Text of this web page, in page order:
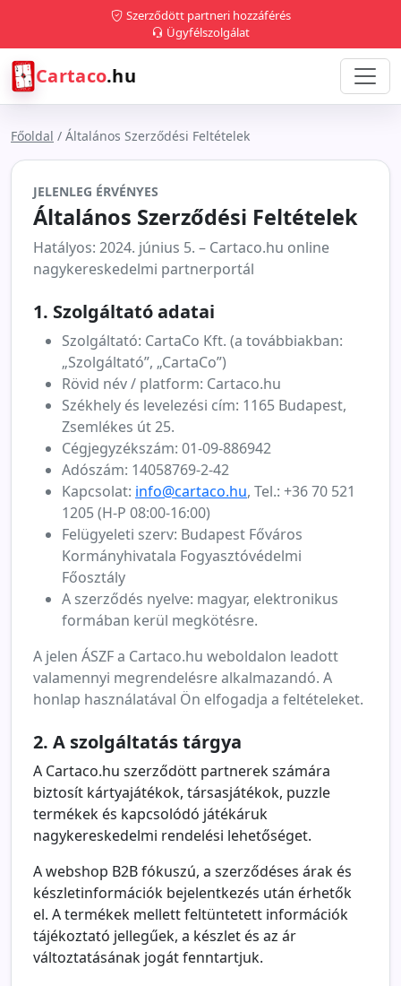
Szerződött partneri hozzáférés
Ügyfélszolgálat
Cartaco.hu
Főoldal / Általános Szerződési Feltételek
JELENLEG ÉRVÉNYES
Általános Szerződési Feltételek
Hatályos: 2024. június 5. – Cartaco.hu online
nagykereskedelmi partnerportál
1. Szolgáltató adatai
Szolgáltató: CartaCo Kft. (a továbbiakban:
„Szolgáltató”, „CartaCo”)
Rövid név / platform: Cartaco.hu
Székhely és levelezési cím: 1165 Budapest,
Zsemlékes út 25.
Cégjegyzékszám: 01-09-886942
Adószám: 14058769-2-42
Kapcsolat: info@cartaco.hu, Tel.: +36 70 521
1205 (H-P 08:00-16:00)
Felügyeleti szerv: Budapest Főváros
Kormányhivatala Fogyasztóvédelmi
Főosztály
A szerződés nyelve: magyar, elektronikus
formában kerül megkötésre.
A jelen ÁSZF a Cartaco.hu weboldalon leadott
valamennyi megrendelésre alkalmazandó. A
honlap használatával Ön elfogadja a feltételeket.
2. A szolgáltatás tárgya
A Cartaco.hu szerződött partnerek számára
biztosít kártyajátékok, társasjátékok, puzzle
termékek és kapcsolódó játékáruk
nagykereskedelmi rendelési lehetőséget.
A webshop B2B fókuszú, a szerződéses árak és
készletinformációk bejelentkezés után érhetők
el. A termékek mellett feltüntetett információk
tájékoztató jellegűek, a készlet és az ár
változtatásának jogát fenntartjuk.